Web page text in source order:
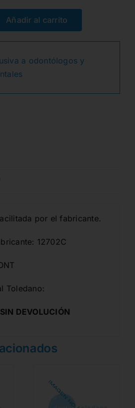
precio
original
era:
14,90€.
precio
actual
es:
12,61€.
Añadir al carrito
a odontólogos y
por el fabricante.
12702C
Toledano:
DEVOLUCIÓN